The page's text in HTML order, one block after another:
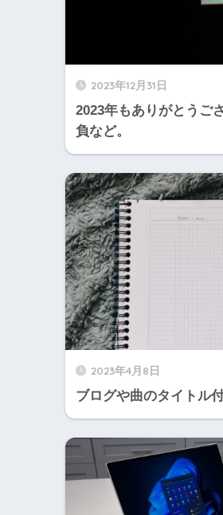
2023年12月31日
2023年もありがとうご
負など。
2023年4月8日
ブログや曲のタイトル